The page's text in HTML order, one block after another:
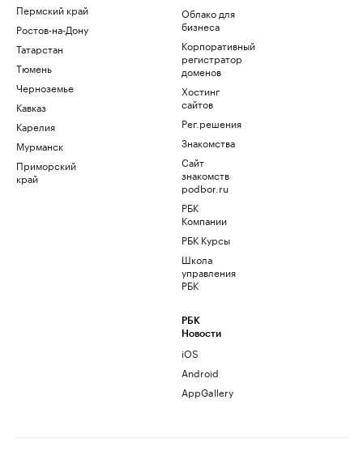
Пермский край
Ростов-на-Дону
Татарстан
Тюмень
Черноземье
Кавказ
Карелия
Мурманск
Приморский
край
Облако для
бизнеса
Корпоративный
регистратор
доменов
Хостинг
сайтов
Рег.решения
Знакомства
Сайт
знакомств
podbor.ru
РБК
Компании
РБК Курсы
Школа
управления
РБК
РБК
Новости
iOS
Android
AppGallery